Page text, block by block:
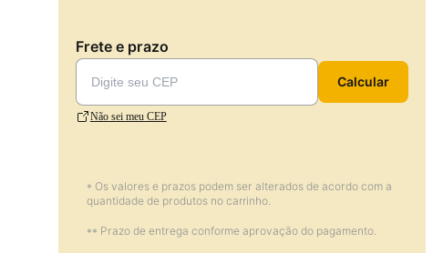
Frete e prazo
Calcular
Não sei meu CEP
* Os valores e prazos podem ser alterados de acordo com a
quantidade de produtos no carrinho.
** Prazo de entrega conforme aprovação do pagamento.